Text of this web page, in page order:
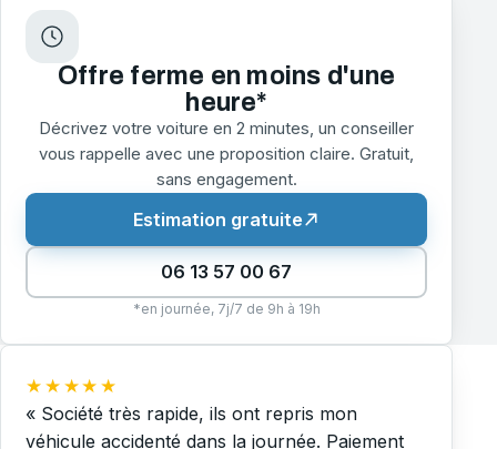
Offre ferme en moins d'une
heure*
Décrivez votre voiture en 2 minutes, un conseiller
vous rappelle avec une proposition claire. Gratuit,
sans engagement.
Estimation gratuite
06 13 57 00 67
*en journée, 7j/7 de 9h à 19h
★★★★★
« Société très rapide, ils ont repris mon
véhicule accidenté dans la journée. Paiement